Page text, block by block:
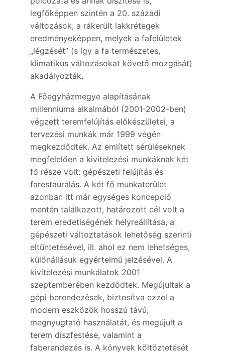
legfőképpen szintén a 20. századi
változások, a rákerült lakkrétegek
eredményeképpen, melyek a fafelületek
„légzését” (s így a fa természetes,
klimatikus változásokat követő mozgását)
akadályozták.
A Főegyházmegye alapításának
millenniuma alkalmából (2001-2002-ben)
végzett teremfelújítás előkészületei, a
tervezési munkák már 1999 végén
megkezdődtek. Az említett sérüléseknek
megfelelően a kivitelezési munkáknak két
fő része volt: gépészeti felújítás és
farestaurálás. A két fő munkaterület
azonban itt már egységes koncepció
mentén találkozott, határozott cél volt a
terem eredetiségének helyreállítása, a
gépészeti változtatások lehetőség szerinti
eltűntetésével, ill. ahol ez nem lehetséges,
különállásuk egyértelmű jelzésével. A
kivitelezési munkálatok 2001
szeptemberében kezdődtek. Megújultak a
gépi berendezések, biztosítva ezzel a
modern eszközök hosszú távú,
megnyugtató használatát, és megújult a
terem díszfestése, valamint a
faberendezés is. A könyvek költöztetését